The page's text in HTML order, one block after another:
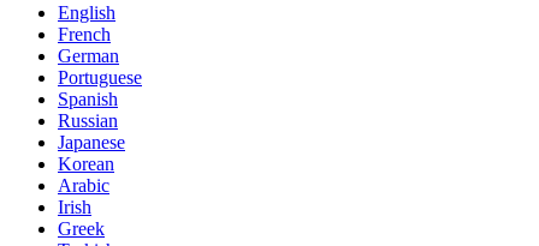
English
French
German
Portuguese
Spanish
Russian
Japanese
Korean
Arabic
Irish
Greek